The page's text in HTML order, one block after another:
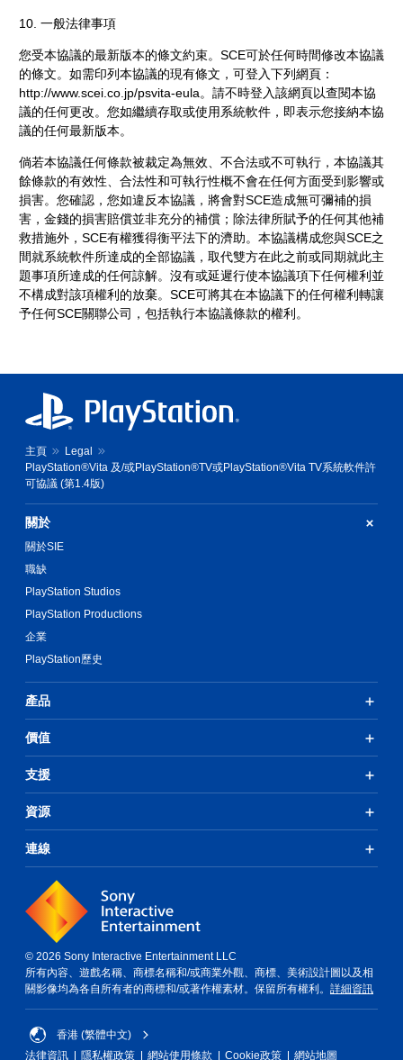
10. 一般法律事項
您受本協議的最新版本的條文約束。SCE可於任何時間修改本協議
的條文。如需印列本協議的現有條文，可登入下列網頁：
http://www.scei.co.jp/psvita-eula。請不時登入該網頁以查閱本協
議的任何更改。您如繼續存取或使用系統軟件，即表示您接納本協
議的任何最新版本。
倘若本協議任何條款被裁定為無效、不合法或不可執行，本協議其
餘條款的有效性、合法性和可執行性概不會在任何方面受到影響或
損害。您確認，您如違反本協議，將會對SCE造成無可彌補的損
害，金錢的損害賠償並非充分的補償；除法律所賦予的任何其他補
救措施外，SCE有權獲得衡平法下的濟助。本協議構成您與SCE之
間就系統軟件所達成的全部協議，取代雙方在此之前或同期就此主
題事項所達成的任何諒解。沒有或延遲行使本協議項下任何權利並
不構成對該項權利的放棄。SCE可將其在本協議下的任何權利轉讓
予任何SCE關聯公司，包括執行本協議條款的權利。
主頁
Legal
PlayStation®Vita 及/或PlayStation®TV或PlayStation®Vita TV系統軟件許
可協議 (第1.4版)
關於
關於SIE
職缺
PlayStation Studios
PlayStation Productions
企業
PlayStation歷史
產品
價值
支援
資源
連線
© 2026 Sony Interactive Entertainment LLC
所有內容、遊戲名稱、商標名稱和/或商業外觀、商標、美術設計圖以及相
關影像均為各自所有者的商標和/或著作權素材。保留所有權利。 詳細資訊
香港 (繁體中文)
法律資訊
隱私權政策 網站使用條款 Cookie政策 網站地圖